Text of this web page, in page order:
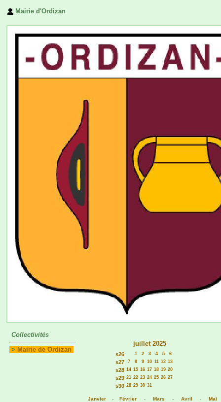
Mairie d'Ordizan
Collectivités
> Mairie de Ordizan
juillet 2025
s26 1 2 3 4 5 6
s27 7 8 9 10 11 12 13
s28 14 15 16 17 18 19 20
s29 21 22 23 24 25 26 27
s30 28 29 30 31
Janvier - Février - Mars - Avril - Mai